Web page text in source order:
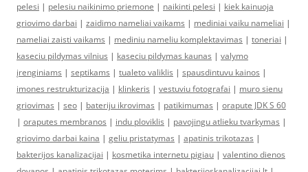
pelesi | pelesiu naikinimo priemone | naikinti pelesi | kiek kainuoja
griovimo darbai | zaidimo nameliai vaikams | mediniai vaiku nameliai |
nameliai zaisti vaikams | mediniu nameliu komplektavimas | toneriai |
kaseciu pildymas vilnius | kaseciu pildymas kaunas | valymo
įrenginiams | septikams | tualeto valiklis | spausdintuvu kainos |
imones restrukturizacija | klinkeris | vestuviu fotografai | muro sienu
griovimas | seo | bateriju ikrovimas | patikimumas | orapute JDK S 60
| oraputes membranos | indu ploviklis | pavojingu atlieku tvarkymas |
griovimo darbai kaina | geliu pristatymas | apatinis trikotazas |
bakterijos kanalizacijai | kosmetika internetu pigiau | valentino dienos